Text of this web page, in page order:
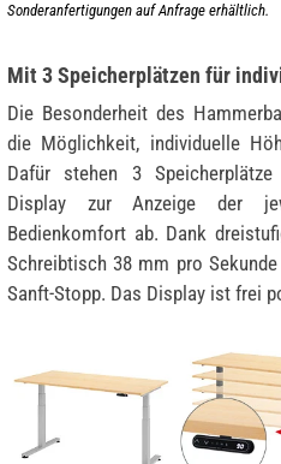
Sonderanfertigungen auf Anfrage erhältlich.
Mit 3 Speicherplätzen für
Die Besonderheit des
die Möglichkeit, individuelle
Dafür stehen 3
Display zur Anzeige der
Bedienkomfort ab. Dank
Schreibtisch 38 mm pro
Sanft-Stopp. Das Display ist frei